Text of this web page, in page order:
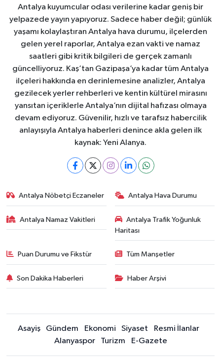
Antalya kuyumcular odası verilerine kadar geniş bir
yelpazede yayın yapıyoruz. Sadece haber değil; günlük
yaşamı kolaylaştıran Antalya hava durumu, ilçelerden
gelen yerel raporlar, Antalya ezan vakti ve namaz
saatleri gibi kritik bilgileri de gerçek zamanlı
güncelliyoruz. Kaş’tan Gazipaşa’ya kadar tüm Antalya
ilçeleri hakkında en derinlemesine analizler, Antalya
gezilecek yerler rehberleri ve kentin kültürel mirasını
yansıtan içeriklerle Antalya’nın dijital hafızası olmaya
devam ediyoruz. Güvenilir, hızlı ve tarafsız habercilik
anlayışıyla Antalya haberleri denince akla gelen ilk
kaynak: Yeni Alanya.
Antalya Nöbetçi Eczaneler Antalya Hava Durumu
Antalya Namaz Vakitleri
Antalya Trafik Yoğunluk
Haritası
Puan Durumu ve Fikstür Tüm Manşetler
Son Dakika Haberleri Haber Arşivi
Asayiş Gündem Ekonomi Siyaset
Resmi İlanlar
Alanyaspor
Turizm E-Gazete